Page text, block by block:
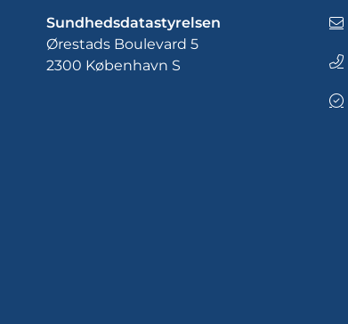
Sundhedsdatastyrelsen
Ørestads Boulevard 5
2300 København S